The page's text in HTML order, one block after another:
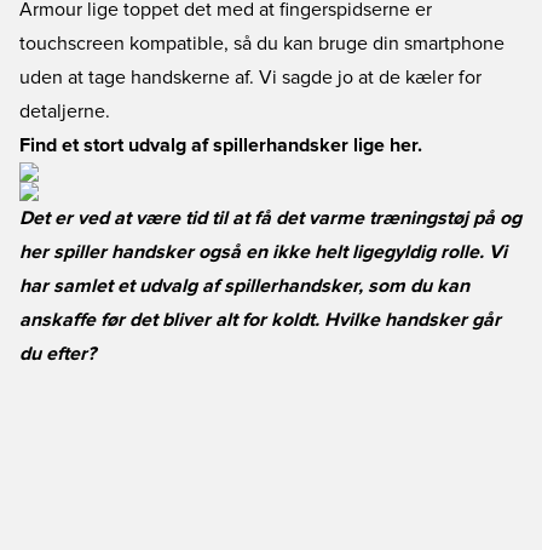
Armour lige toppet det med at fingerspidserne er
touchscreen kompatible, så du kan bruge din smartphone
uden at tage handskerne af. Vi sagde jo at de kæler for
detaljerne.
Find et stort udvalg af spillerhandsker lige her.
Det er ved at være tid til at få det varme træningstøj på og
her spiller handsker også en ikke helt ligegyldig rolle. Vi
har samlet et udvalg af spillerhandsker, som du kan
anskaffe før det bliver alt for koldt. Hvilke handsker går
du efter?